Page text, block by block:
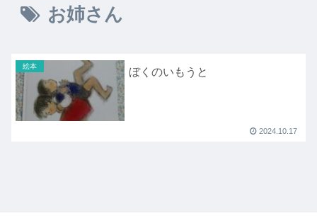
お姉さん
絵本 ぼくのいもうと
2024.10.17